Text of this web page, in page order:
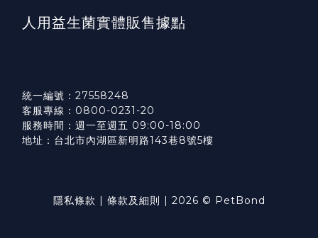
人用益生菌實體販售據點
統一編號：27558248
客服專線：0800-0231-20
服務時間：週一至週五 09:00-18:00
地址：台北市內湖區新明路143巷8號5樓
隱私條款 | 條款及細則 | 2026 © PetBond